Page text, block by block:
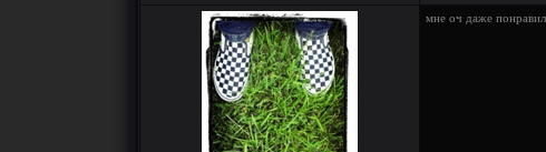
мне оч даже